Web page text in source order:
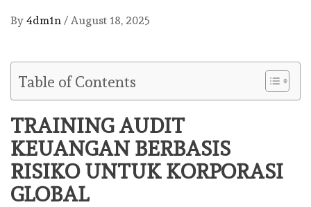
By 4dm1n / August 18, 2025
Table of Contents
TRAINING AUDIT
KEUANGAN BERBASIS
RISIKO UNTUK KORPORASI
GLOBAL